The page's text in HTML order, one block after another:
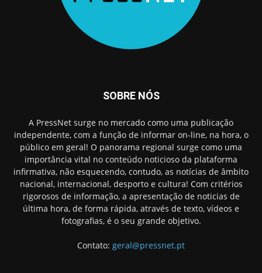
SOBRE NÓS
A PressNet surge no mercado como uma publicação
independente, com a função de informar on-line, na hora, o
público em geral! O panorama regional surge como uma
importância vital no conteúdo noticioso da plataforma
infirmativa, não esquecendo, contudo, as notícias de âmbito
nacional, internacional, desporto e cultura! Com critérios
rigorosos de informação, a apresentação de noticias de
última hora, de forma rápida, através de texto, vídeos e
fotografias, é o seu grande objetivo.
Contato: geral@pressnet.pt